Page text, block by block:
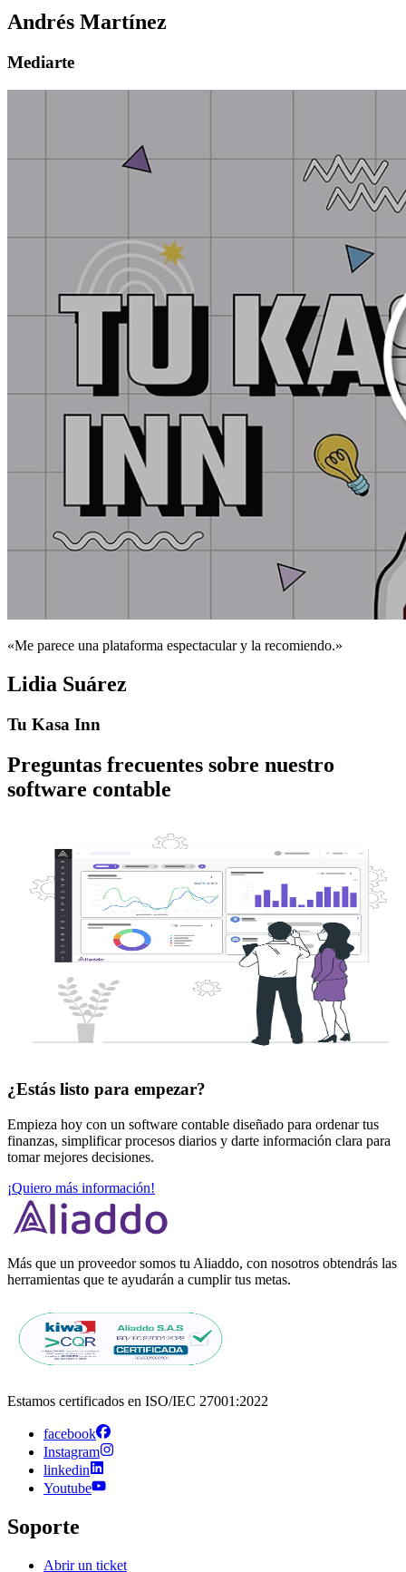
Andrés Martínez
Mediarte
«Me parece una plataforma espectacular y la recomiendo.»
Lidia Suárez
Tu Kasa Inn
Preguntas frecuentes sobre nuestro
software contable
¿Estás listo para empezar?
Empieza hoy con un software contable diseñado para ordenar tus
finanzas, simplificar procesos diarios y darte información clara para
tomar mejores decisiones.
¡Quiero más información!
Más que un proveedor somos tu Aliaddo, con nosotros obtendrás las
herramientas que te ayudarán a cumplir tus metas.
Estamos certificados en ISO/IEC 27001:2022
facebook
Instagram
linkedin
Youtube
Soporte
Abrir un ticket